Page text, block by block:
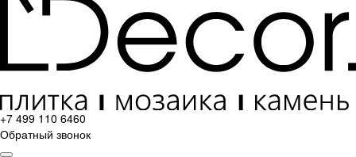
+7 499 110 6460
Обратный звонок